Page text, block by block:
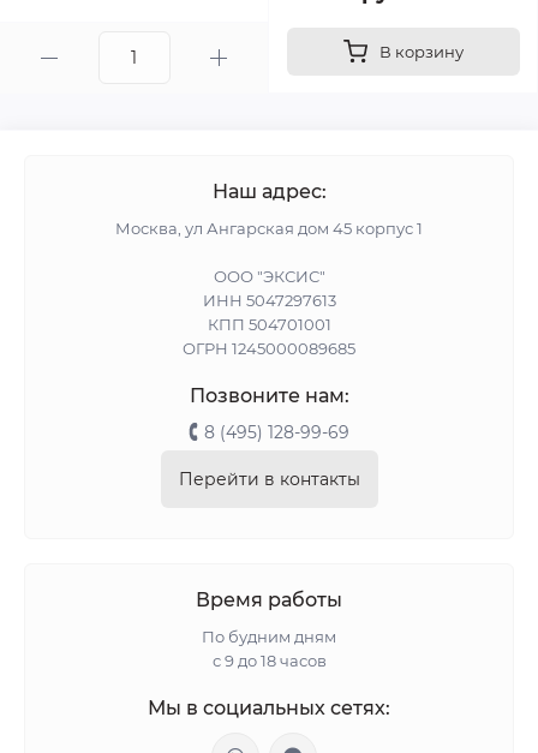
В корзину
Наш адрес:
Москва, ул Ангарская дом 45 корпус 1
ООО "ЭКСИС"
ИНН 5047297613
КПП 504701001
ОГРН 1245000089685
Позвоните нам:
8 (495) 128-99-69
Перейти в контакты
Время работы
По будним дням
с 9 до 18 часов
Мы в социальных сетях: